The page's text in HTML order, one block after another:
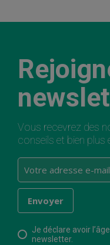
Vous recevrez des
conseils et bien plus
Je déclare avoir
newsletter.